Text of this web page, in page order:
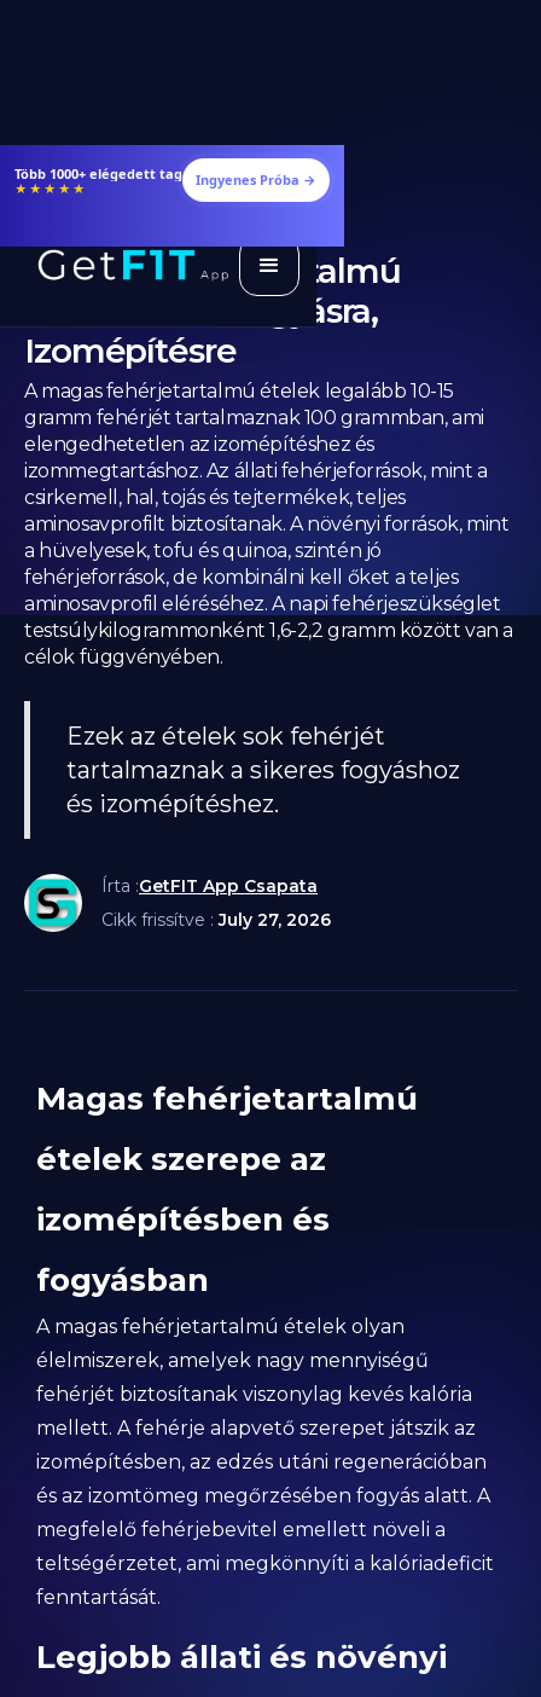
Étrendek, receptek és edzéstervek
★★★★★ Ingyenes Próba →
Magas Fehérjetartalmú
Ételek: Lista Fogyásra,
Izomépítésre
A magas fehérjetartalmú ételek legalább 10-15
gramm fehérjét tartalmaznak 100 grammban, ami
elengedhetetlen az izomépítéshez és
izommegtartáshoz. Az állati fehérjeforrások, mint a
csirkemell, hal, tojás és tejtermékek, teljes
aminosavprofilt biztosítanak. A növényi források, mint
a hüvelyesek, tofu és quinoa, szintén jó
fehérjeforrások, de kombinálni kell őket a teljes
aminosavprofil eléréséhez. A napi fehérjeszükséglet
testsúlykilogrammonként 1,6-2,2 gramm között van a
célok függvényében.
Ezek az ételek sok fehérjét
tartalmaznak a sikeres fogyáshoz
és izomépítéshez.
Írta :GetFIT App Csapata
Cikk frissítve :July 27, 2026
Magas fehérjetartalmú
ételek szerepe az
izomépítésben és
fogyásban
A magas fehérjetartalmú ételek olyan
élelmiszerek, amelyek nagy mennyiségű
fehérjét biztosítanak viszonylag kevés kalória
mellett. A fehérje alapvető szerepet játszik az
izomépítésben, az edzés utáni regenerációban
és az izomtömeg megőrzésében fogyás alatt. A
megfelelő fehérjebevitel emellett növeli a
teltségérzetet, ami megkönnyíti a kalóriadeficit
fenntartását.
Legjobb állati és növényi